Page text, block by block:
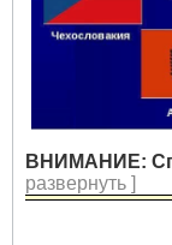
ВНИМАНИЕ:
развернуть ]